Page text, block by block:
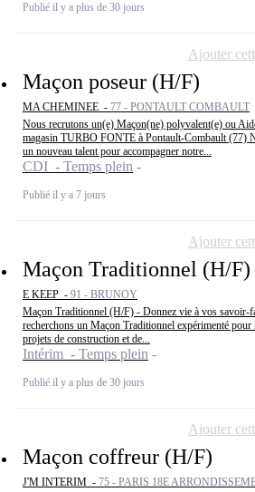
Publié il y a plus de 30 jours
Maçon poseur (H/F)
MA CHEMINEE - 77 - PONTAULT COMBAULT
Nous recrutons un(e) Maçon(ne) polyvalent(e) ou
magasin TURBO FONTE à Pontault-Combault (77)
un nouveau talent pour accompagner notre...
CDI - Temps plein
Publié il y a 7 jours
Ajouter
Maçon Traditionnel (H/F)
E KEEP - 91 - BRUNOY
Maçon Traditionnel (H/F) - Donnez vie à vos savoir-
recherchons un Maçon Traditionnel expérimenté
projets de construction et de...
Intérim - Temps plein
Publié il y a plus de 30 jours
Ajouter
Maçon coffreur (H/F)
J'M INTERIM - 75 - PARIS 18E
Ajouter